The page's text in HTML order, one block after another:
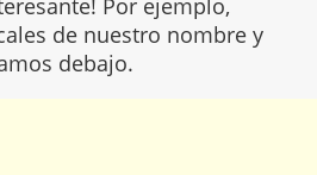
Por ejemplo,
de nuestro nombre y
debajo.